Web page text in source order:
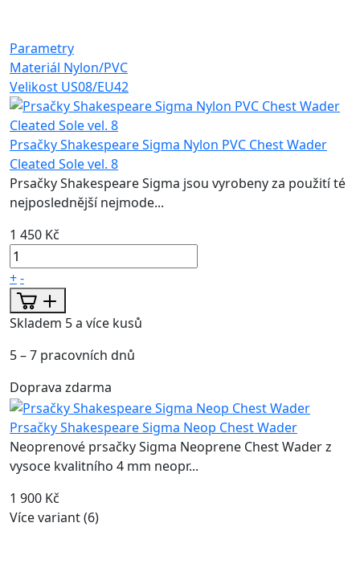
Parametry
Materiál Nylon/PVC
Velikost US08/EU42
Prsačky Shakespeare Sigma Nylon PVC Chest Wader
Cleated Sole vel. 8
Prsačky Shakespeare Sigma jsou vyrobeny za použití té
nejposlednější nejmode...
1 450 Kč
+-
Skladem 5 a více kusů
5 – 7 pracovních dnů
Doprava zdarma
Prsačky Shakespeare Sigma Neop Chest Wader
Neoprenové prsačky Sigma Neoprene Chest Wader z
vysoce kvalitního 4 mm neopr...
1 900 Kč
Více variant (6)